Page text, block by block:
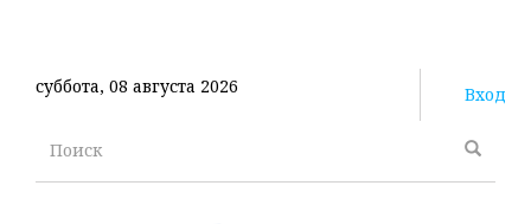
содержанию
суббота, 08 августа 2026 Вход
Поиск